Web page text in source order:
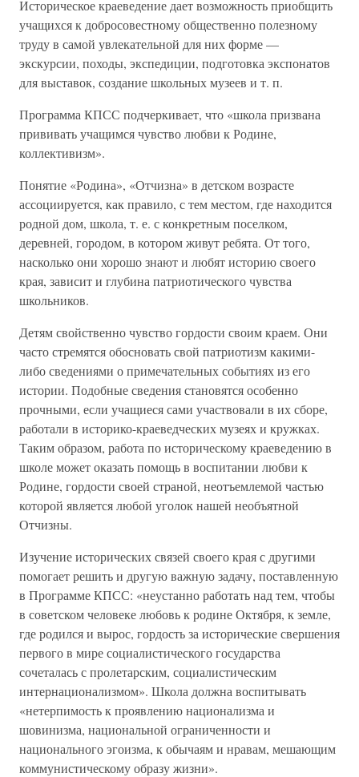
Историческое краеведение дает возможность приобщить
учащихся к добросовестному общественно полезному
труду в самой увлекательной для них форме —
экскурсии, походы, экспедиции, подготовка экспонатов
для выставок, создание школьных музеев и т. п.
Программа КПСС подчеркивает, что «школа призвана
прививать учащимся чувство любви к Родине,
коллективизм».
Понятие «Родина», «Отчизна» в детском возрасте
ассоциируется, как правило, с тем местом, где находится
родной дом, школа, т. е. с конкретным поселком,
деревней, городом, в котором живут ребята. От того,
насколько они хорошо знают и любят историю своего
края, зависит и глубина патриотического чувства
школьников.
Детям свойственно чувство гордости своим краем. Они
часто стремятся обосновать свой патриотизм какими-
либо сведениями о примечательных событиях из его
истории. Подобные сведения становятся особенно
прочными, если учащиеся сами участвовали в их сборе,
работали в историко-краеведческих музеях и кружках.
Таким образом, работа по историческому краеведению в
школе может оказать помощь в воспитании любви к
Родине, гордости своей страной, неотъемлемой частью
которой является любой уголок нашей необъятной
Отчизны.
Изучение исторических связей своего края с другими
помогает решить и другую важную задачу, поставленную
в Программе КПСС: «неустанно работать над тем, чтобы
в советском человеке любовь к родине Октября, к земле,
где родился и вырос, гордость за исторические свершения
первого в мире социалистического государства
сочеталась с пролетарским, социалистическим
интернационализмом». Школа должна воспитывать
«нетерпимость к проявлению национализма и
шовинизма, национальной ограниченности и
национального эгоизма, к обычаям и нравам, мешающим
коммунистическому образу жизни».